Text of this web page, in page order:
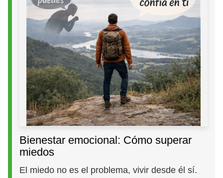
Bienestar emocional: Cómo superar
miedos
El miedo no es el problema, vivir desde él sí.